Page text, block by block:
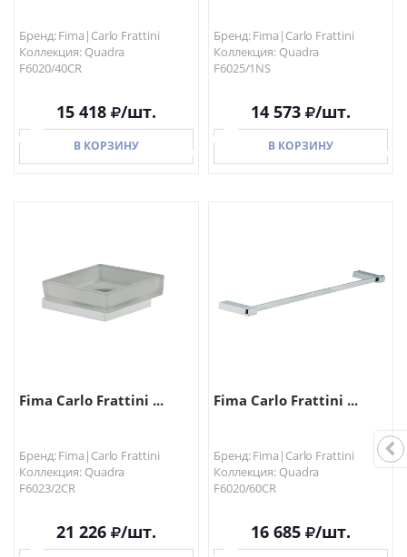
Бренд: Fima|Carlo Frattini
Коллекция: Quadra
F6020/40CR
15 418 /шт.
В КОРЗИНУ
Бренд: Fima|Carlo Frattini
Коллекция: Quadra
F6025/1NS
14 573 /шт.
В КОРЗИНУ
Fima Carlo Frattini ...
Бренд: Fima|Carlo Frattini
Коллекция: Quadra
F6023/2CR
21 226 /шт.
Fima Carlo Frattini ...
Бренд: Fima|Carlo Frattini
Коллекция: Quadra
F6020/60CR
16 685 /шт.